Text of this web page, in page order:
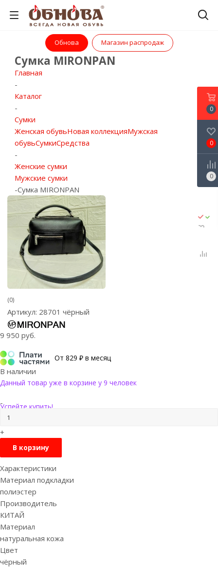
Обнова Магазин распродаж
Сумка MIRONPAN
Главная
-
Каталог
-
Сумки
Женская обувьНовая коллекцияМужская
обувьСумкиСредства
-
Женские сумки
Мужские сумки
-Сумка MIRONPAN
(0)
Артикул: 28701 чёрный
9 950 руб.
От 829 ₽ в месяц
В наличии
Данный товар уже в корзине у 9 человек
Успейте купить!
-
+
В корзину
Характеристики
Материал подкладки
полиэстер
Производитель
КИТАЙ
Материал
натуральная кожа
Цвет
чёрный
0
0
0